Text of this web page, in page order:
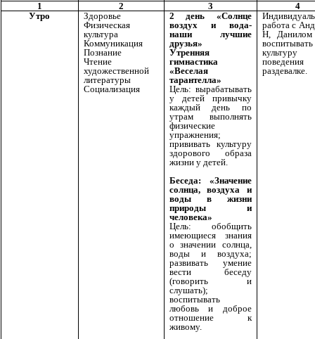
1 2 3
4
Утро
Здоровье
Физическая
культура
Коммуникация
Познание
Чтение
художественной
литературы
Социализация
2 день «Солнце
воздух и вода-
наши лучшие
друзья»
Утренняя
гимнастика
«Веселая
тарантелла»
Цель: вырабатывать
у детей привычку
каждый день по
утрам выполнять
физические
упражнения;
прививать культуру
здорового образа
жизни у детей.
Беседа: «Значение
солнца, воздуха и
воды в жизни
природы и
человека»
Цель: обобщить
имеющиеся знания
о значении солнца,
воды и воздуха;
развивать умение
вести беседу
(говорить и
слушать);
воспитывать
любовь и доброе
отношение к
живому.
работа с
Н,
воспитывать
культуру
раздевалке.